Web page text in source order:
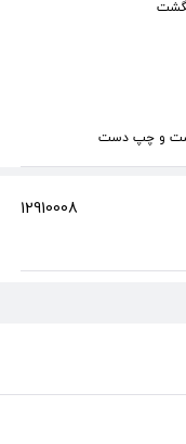
‌دست و چپ ‌دست
12910008